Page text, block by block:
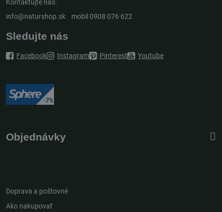
Kontaktujte nás:
info@naturshop.sk mobil 0908 076 622
Sledujte nás
Facebook Instagram Pinterest Youtube
Objednávky
Doprava a poštovné
Ako nakupovať